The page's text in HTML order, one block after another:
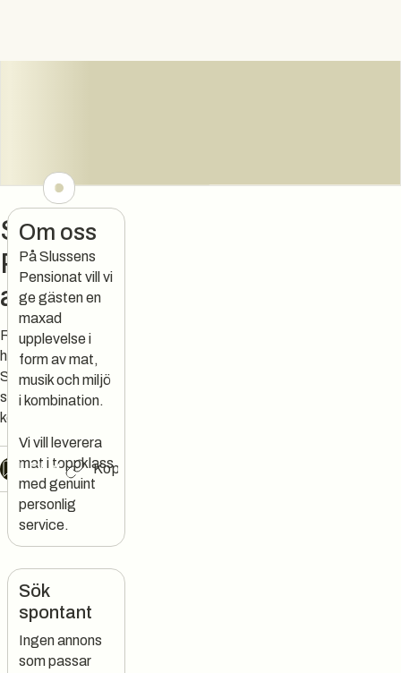
Slussens
Pension
at
Restaurang och
hotell med
Sveriges bästa
scen för intima
konserter.
Chat Kopiera länk
Om oss
På Slussens
Pensionat vill vi
ge gästen en
maxad
upplevelse i
form av mat,
musik och miljö
i kombination.
Vi vill leverera
mat i toppklass
med genuint
personlig
service.
Sök
spontant
Ingen annons
som passar